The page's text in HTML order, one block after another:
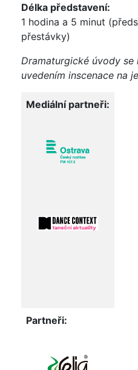
Délka představení:
1 hodina a 5 minut
přestávky)
Dramaturgické úvody
uvedením inscenace na
Mediální partneři:
Partneři: